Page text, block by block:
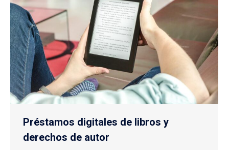
Préstamos digitales de libros y
derechos de autor